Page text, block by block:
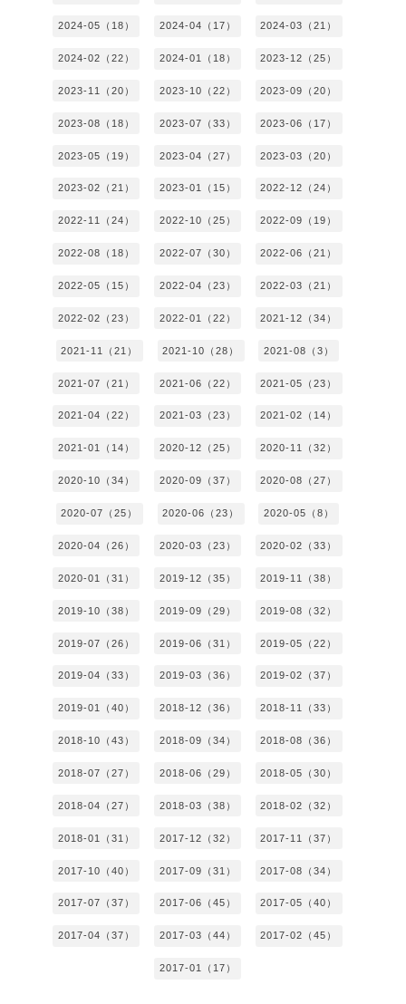
2024-05（18） 2024-04（17） 2024-03（21）
2024-02（22） 2024-01（18） 2023-12（25）
2023-11（20） 2023-10（22） 2023-09（20）
2023-08（18） 2023-07（33） 2023-06（17）
2023-05（19） 2023-04（27） 2023-03（20）
2023-02（21） 2023-01（15） 2022-12（24）
2022-11（24） 2022-10（25） 2022-09（19）
2022-08（18） 2022-07（30） 2022-06（21）
2022-05（15） 2022-04（23） 2022-03（21）
2022-02（23） 2022-01（22） 2021-12（34）
2021-11（21） 2021-10（28） 2021-08（3）
2021-07（21） 2021-06（22） 2021-05（23）
2021-04（22） 2021-03（23） 2021-02（14）
2021-01（14） 2020-12（25） 2020-11（32）
2020-10（34） 2020-09（37） 2020-08（27）
2020-07（25） 2020-06（23） 2020-05（8）
2020-04（26） 2020-03（23） 2020-02（33）
2020-01（31） 2019-12（35） 2019-11（38）
2019-10（38） 2019-09（29） 2019-08（32）
2019-07（26） 2019-06（31） 2019-05（22）
2019-04（33） 2019-03（36） 2019-02（37）
2019-01（40） 2018-12（36） 2018-11（33）
2018-10（43） 2018-09（34） 2018-08（36）
2018-07（27） 2018-06（29） 2018-05（30）
2018-04（27） 2018-03（38） 2018-02（32）
2018-01（31） 2017-12（32） 2017-11（37）
2017-10（40） 2017-09（31） 2017-08（34）
2017-07（37） 2017-06（45） 2017-05（40）
2017-04（37） 2017-03（44） 2017-02（45）
2017-01（17）